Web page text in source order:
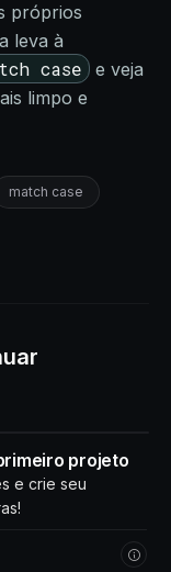
próprios
leva à
case
e veja
limpo e
match case
projeto
e crie seu